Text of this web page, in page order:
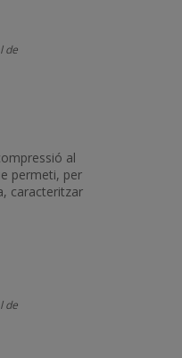
de
al
permeti, per
caracteritzar
de